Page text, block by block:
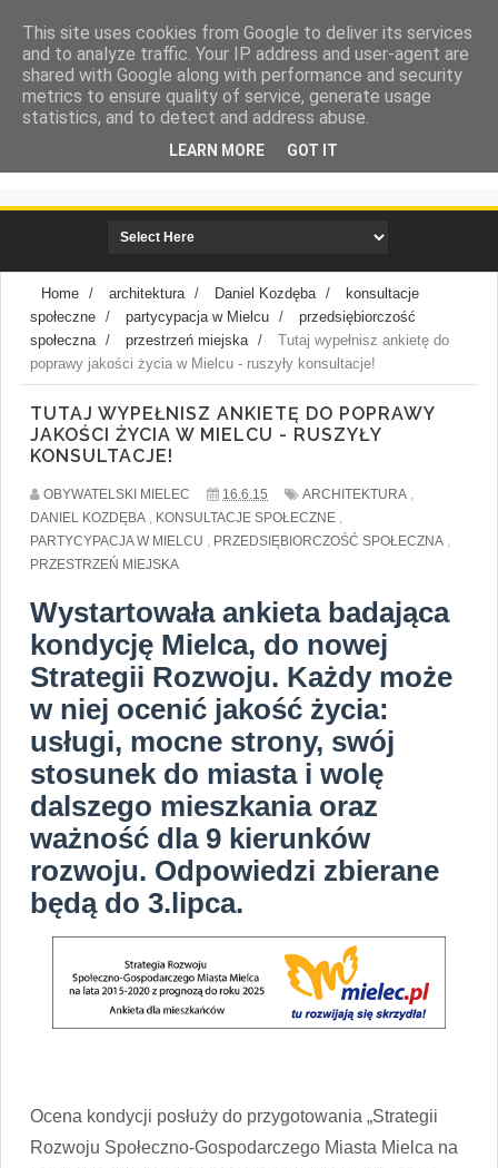
społeczna strona miasta Mielca
Home / architektura / Daniel Kozdęba /
konsultacje
społeczne / partycypacja w Mielcu /
przedsiębiorczość
społeczna / przestrzeń miejska /
Tutaj wypełnisz ankietę do
poprawy jakości życia w Mielcu - ruszyły konsultacje!
TUTAJ WYPEŁNISZ ANKIETĘ DO POPRAWY
JAKOŚCI ŻYCIA W MIELCU - RUSZYŁY
KONSULTACJE!
OBYWATELSKI MIELEC 16.6.15 ARCHITEKTURA ,
DANIEL KOZDĘBA , KONSULTACJE SPOŁECZNE ,
PARTYCYPACJA W MIELCU , PRZEDSIĘBIORCZOŚĆ SPOŁECZNA ,
PRZESTRZEŃ MIEJSKA
Wystartowała ankieta badająca
kondycję Mielca, do nowej
Strategii Rozwoju. Każdy może
w niej ocenić jakość życia:
usługi, mocne strony, swój
stosunek do miasta i wolę
dalszego mieszkania oraz
ważność dla 9 kierunków
rozwoju. Odpowiedzi zbierane
będą do 3.lipca.
Ocena kondycji posłuży do przygotowania „Strategii
Rozwoju Społeczno-Gospodarczego Miasta Mielca na
This site uses cookies from Google to deliver its services
and to analyze traffic. Your IP address and user-agent are
shared with Google along with performance and security
metrics to ensure quality of service, generate usage
statistics, and to detect and address abuse.
LEARN MORE GOT IT